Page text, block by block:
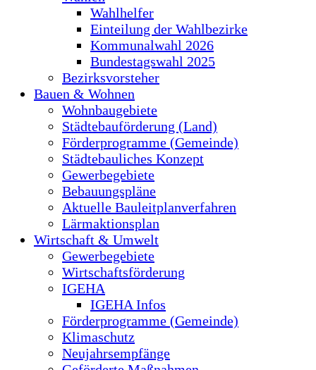
Wahlhelfer
Einteilung der Wahlbezirke
Kommunalwahl 2026
Bundestagswahl 2025
Bezirksvorsteher
Bauen & Wohnen
Wohnbaugebiete
Städtebauförderung (Land)
Förderprogramme (Gemeinde)
Städtebauliches Konzept
Gewerbegebiete
Bebauungspläne
Aktuelle Bauleitplanverfahren
Lärmaktionsplan
Wirtschaft & Umwelt
Gewerbegebiete
Wirtschaftsförderung
IGEHA
IGEHA Infos
Förderprogramme (Gemeinde)
Klimaschutz
Neujahrsempfänge